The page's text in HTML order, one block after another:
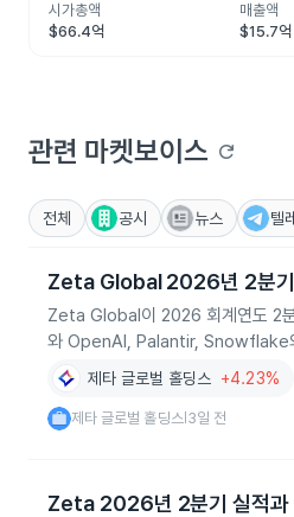
시가총액
$66.4억
매출액
$15.7억
관련 마켓보이스 refresh
전체 공시 뉴스 텔
Zeta Global 2026년 2분기
Zeta Global이 2026 회계연도 2분
와 OpenAI, Palantir, Snowflake
제타 글로벌 홀딩스 +4.23%
제타 글로벌 홀딩스 3일 전
Zeta 2026년 2분기 실적과